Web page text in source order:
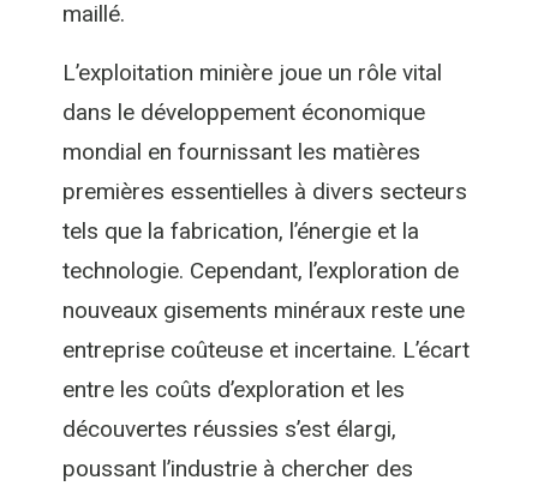
maillé.
L’exploitation minière joue un rôle vital
dans le développement économique
mondial en fournissant les matières
premières essentielles à divers secteurs
tels que la fabrication, l’énergie et la
technologie. Cependant, l’exploration de
nouveaux gisements minéraux reste une
entreprise coûteuse et incertaine. L’écart
entre les coûts d’exploration et les
découvertes réussies s’est élargi,
poussant l’industrie à chercher des